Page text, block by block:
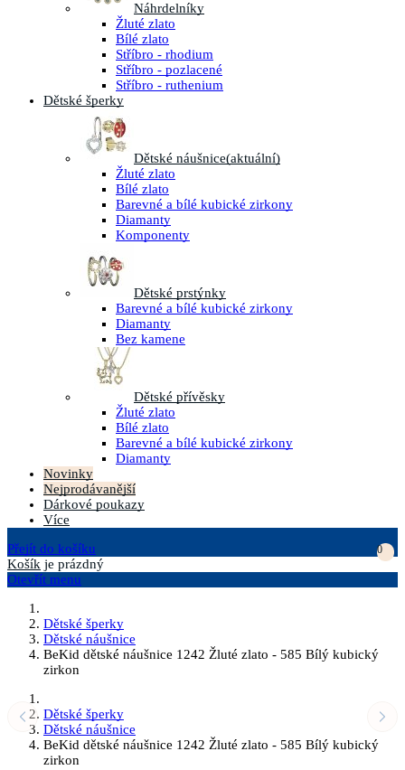
Náhrdelníky
Žluté zlato
Bílé zlato
Stříbro - rhodium
Stříbro - pozlacené
Stříbro - ruthenium
Dětské šperky
Dětské náušnice(aktuální)
Žluté zlato
Bílé zlato
Barevné a bílé kubické zirkony
Diamanty
Komponenty
Dětské prstýnky
Barevné a bílé kubické zirkony
Diamanty
Bez kamene
Dětské přívěsky
Žluté zlato
Bílé zlato
Barevné a bílé kubické zirkony
Diamanty
Novinky
Nejprodávanější
Dárkové poukazy
Více
Přejít do košíku
0
Košík je prázdný
Otevřít menu
Dětské šperky
Dětské náušnice
BeKid dětské náušnice 1242 Žluté zlato - 585 Bílý kubický
zirkon
Dětské šperky
Dětské náušnice
BeKid dětské náušnice 1242 Žluté zlato - 585 Bílý kubický
zirkon